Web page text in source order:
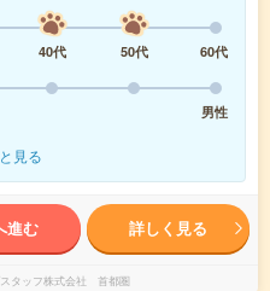
40代 50代
60代
男性
見る
進む 詳しく見る
タッフ株式会社 首都圏